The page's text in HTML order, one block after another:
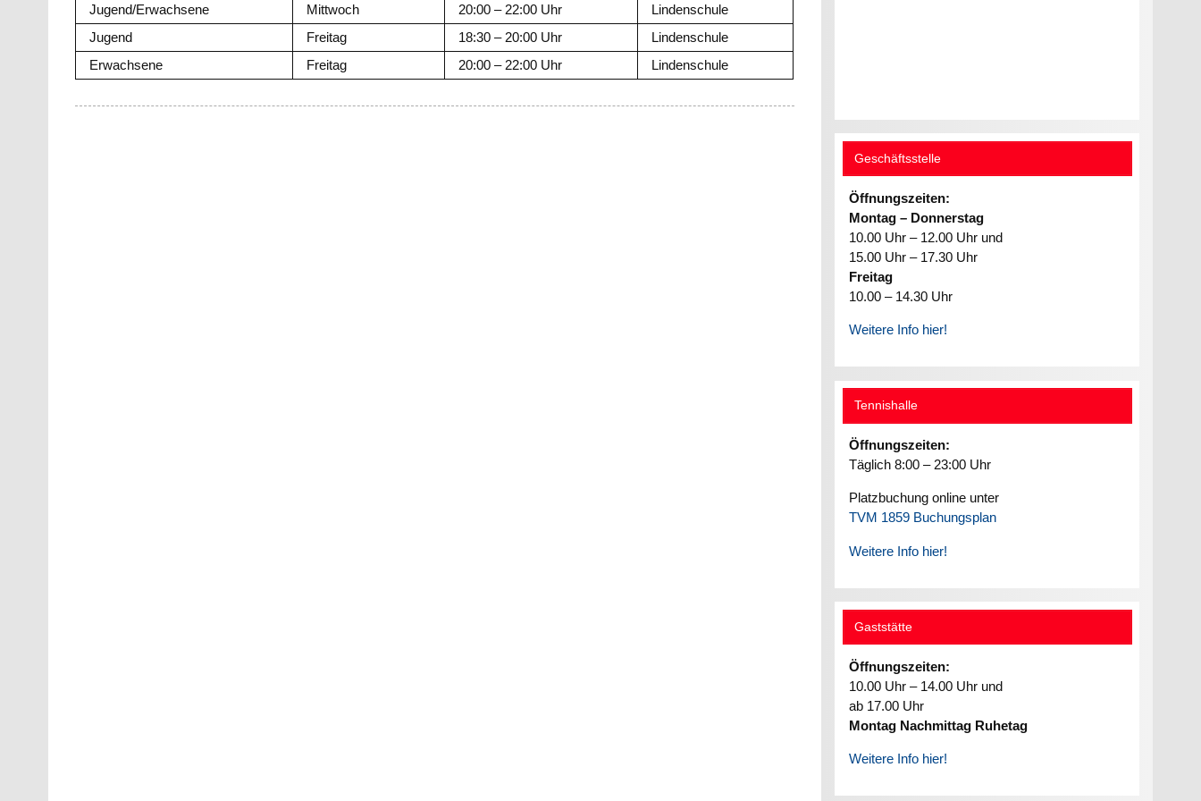
Jugend/Erwachsene
Mittwoch 20:00 – 22:00 Uhr
Lindenschule
Jugend
Freitag 18:30 – 20:00 Uhr
Lindenschule
Erwachsene
Freitag 20:00 – 22:00 Uhr Lindenschule
Geschäftsstelle
Öffnungszeiten:
Montag – Donnerstag
10.00 Uhr – 12.00 Uhr und
15.00 Uhr – 17.30 Uhr
Freitag
10.00 – 14.30 Uhr
Weitere Info hier!
Tennishalle
Öffnungszeiten:
Täglich 8:00 – 23:00 Uhr
Platzbuchung online unter
TVM 1859 Buchungsplan
Weitere Info hier!
Gaststätte
Öffnungszeiten:
10.00 Uhr – 14.00 Uhr und
ab 17.00 Uhr
Montag Nachmittag Ruhetag
Weitere Info hier!